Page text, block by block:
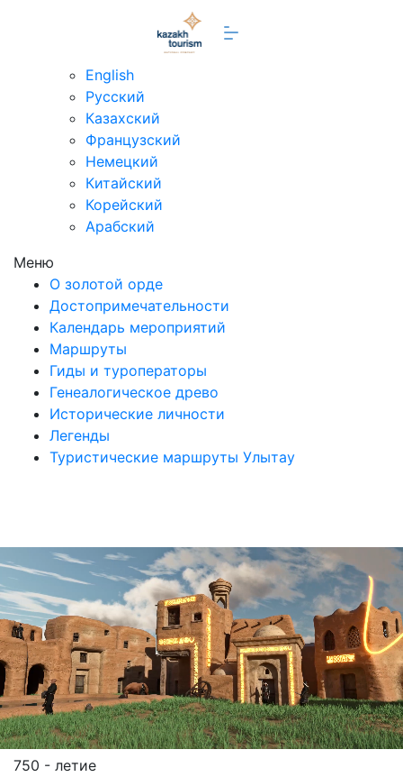
English
Русский
Казахский
Французский
Немецкий
Китайский
Корейский
Арабский
Меню
О золотой орде
Достопримечательности
Календарь мероприятий
Маршруты
Гиды и туроператоры
Генеалогическое древо
Исторические личности
Легенды
Туристические маршруты Улытау
750 - летие